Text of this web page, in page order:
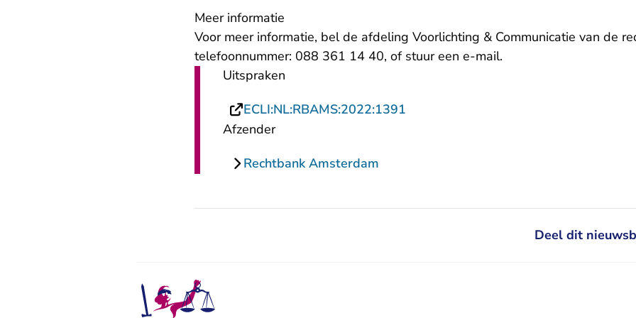
Meer informatie
Voor meer informatie, bel de afdeling Voorlichting & Communicatie van de
telefoonnummer: 088 361 14 40, of stuur een e-mail- U verlaat
.
Uitspraken
ECLI:NL:RBAMS:2022:1391
Afzender
Rechtbank Amsterdam
Deel dit